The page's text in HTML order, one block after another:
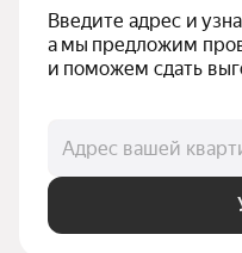
Введите адрес и
а мы предложим
и поможем сдать
Адрес вашей